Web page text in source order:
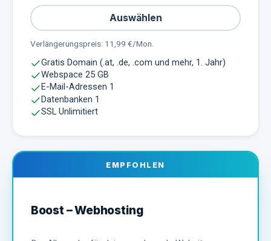
Auswählen
Verlängerungspreis: 11,99 €/Mon.
Gratis Domain (.at, .de, .com und mehr, 1. Jahr)
Webspace 25 GB
E-Mail-Adressen 1
Datenbanken 1
SSL Unlimitiert
EMPFOHLEN
Boost – Webhosting